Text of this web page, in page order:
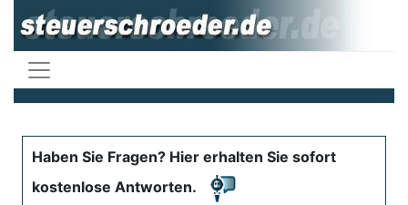
Haben Sie Fragen? Hier erhalten Sie sofort
kostenlose Antworten.